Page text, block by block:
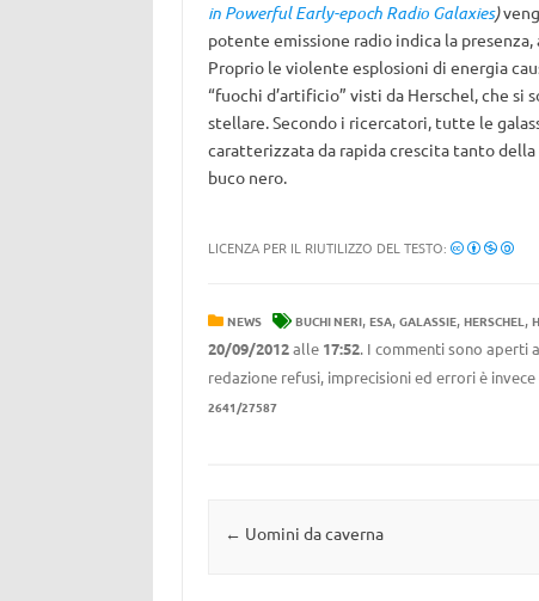
in Powerful Early-epoch Radio Galaxies)
potente emissione radio indica la
Proprio le violente esplosioni di energia
“fuochi d’artificio” visti da Herschel, che si
stellare. Secondo i ricercatori, tutte le
caratterizzata da rapida crescita tanto
buco nero.
LICENZA PER IL RIUTILIZZO DEL TESTO:
NEWS BUCHI NERI, ESA, GALASSIE, HERSCHEL,
20/09/2012alle 17:52. I commenti sono aperti
redazione refusi, imprecisioni ed errori è
2641/27587
Navigazione articolo
← Uomini da caverna